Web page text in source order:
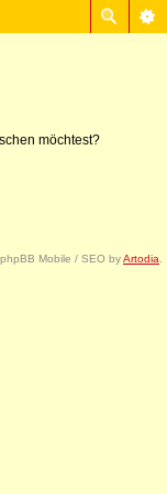
möchtest?
phpBB Mobile / SEO byArtodia